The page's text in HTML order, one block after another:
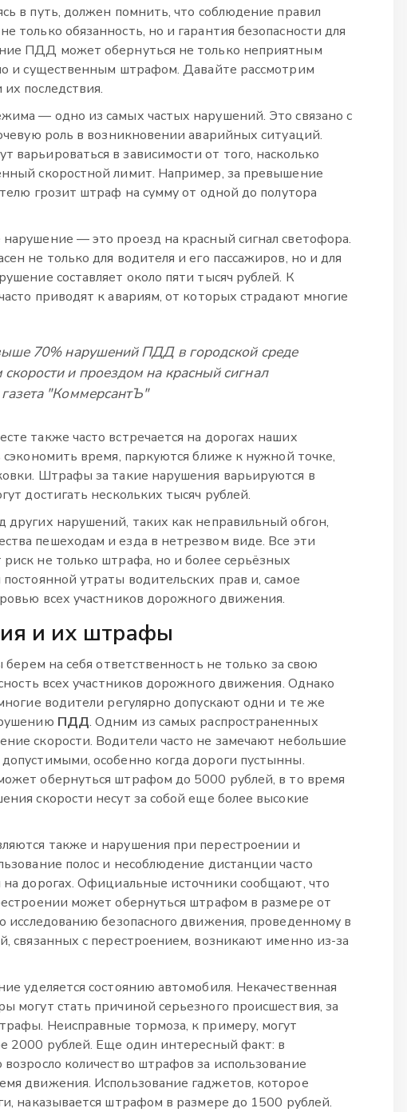
в путь, должен помнить, что соблюдение правил
обязанность, но и гарантия безопасности для
ПДД может обернуться не только неприятным
и существенным штрафом. Давайте рассмотрим
их последствия.
— одно из самых частых нарушений. Это связано с
роль в возникновении аварийных ситуаций.
варьироваться в зависимости от того, насколько
скоростной лимит. Например, за превышение
грозит штраф на сумму от одной до полутора
— это проезд на красный сигнал светофора.
не только для водителя и его пассажиров, но и для
составляет около пяти тысяч рублей. К
приводят к авариям, от которых страдают многие
70% нарушений ПДД в городской среде
и проездом на красный сигнал
"КоммерсантЪ"
также часто встречается на дорогах наших
сэкономить время, паркуются ближе к нужной точке,
Штрафы за такие нарушения варьируются в
достигать нескольких тысяч рублей.
нарушений, таких как неправильный обгон,
пешеходам и езда в нетрезвом виде. Все эти
риск не только штрафа, но и более серьёзных
утраты водительских прав и, самое
всех участников дорожного движения.
и их штрафы
на себя ответственность не только за свою
всех участников дорожного движения. Однако
водители регулярно допускают одни и те же
ПДД. Одним из самых распространенных
скорости. Водители часто не замечают небольшие
особенно когда дороги пустынны.
обернуться штрафом до 5000 рублей, в то время
скорости несут за собой еще более высокие
также и нарушения при перестроении и
полос и несоблюдение дистанции часто
на дорогах. Официальные источники сообщают, что
может обернуться штрафом в размере от
исследованию безопасного движения, проведенному в
связанных с перестроением, возникают именно из-за
уделяется состоянию автомобиля. Некачественная
могут стать причиной серьезного происшествия, за
Неисправные тормоза, к примеру, могут
2000 рублей. Еще один интересный факт: в
количество штрафов за использование
движения. Использование гаджетов, которое
наказывается штрафом в размере до 1500 рублей.